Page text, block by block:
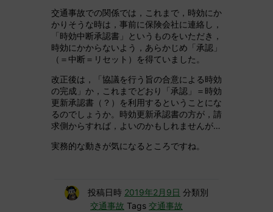
交通事故での関係では，これまで，時効にか
かりそうな時は，事前に保険会社に連絡し，
「時効中断承認書」というものをいただき，
時効にかからないよう，あらかじめ「承認」
（＝中断＝リセット）を得ていました。
改正後は，「協議を行う旨の合意による時効
の完成」か，これまでどおり「承認」＝時効
更新承認書（？）を利用するということにな
るのでしょうか。時効更新承認書の方が，請
求側からすれば，よいのかもしれませんが…
実務的な動きが気になるところですね。
投稿日時 2019年2月9日 分類別
交通事故 Tags 交通事故